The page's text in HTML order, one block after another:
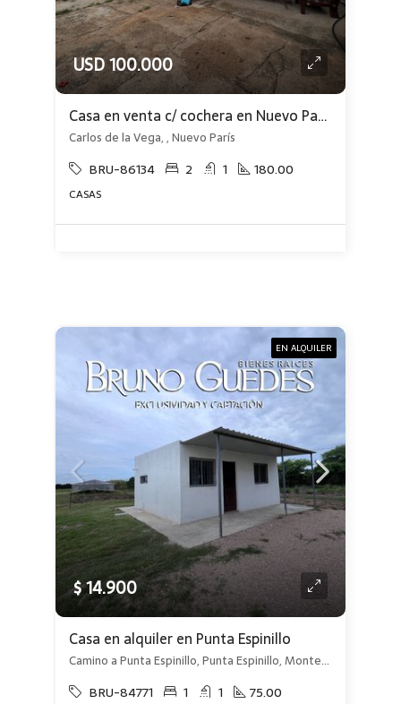
USD 100.000
Casa en venta c/ cochera en Nuevo París
Carlos de la Vega, , Nuevo París
BRU-86134 2 1 180.00
CASAS
EN ALQUILER
$ 14.900
Casa en alquiler en Punta Espinillo
Camino a Punta Espinillo, Punta Espinillo, Montevideo
BRU-84771 1 1 75.00